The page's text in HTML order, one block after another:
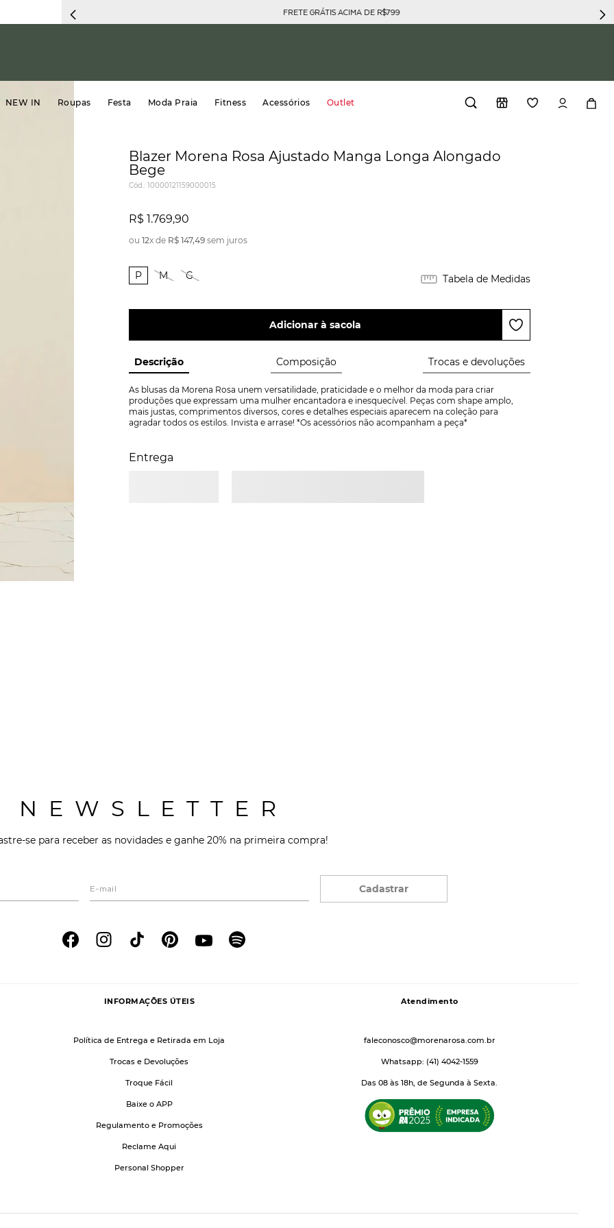
FRETE GRÁTIS ACIMA DE R$799
NEW IN Roupas Festa Moda Praia Fitness Acessórios Outlet
Blazer Morena Rosa Ajustado Manga Longa Alongado
Bege
Cód.: 10000121159000015
R$ 1.769,90
ou 12x de R$ 147,49 sem juros
P M G Tabela de Medidas
Adicionar à sacola
Descrição Composição Trocas e devoluções
As blusas da Morena Rosa unem versatilidade, praticidade e o melhor da moda para criar
produções que expressam uma mulher encantadora e inesquecível. Peças com shape amplo,
mais justas, comprimentos diversos, cores e detalhes especiais aparecem na coleção para
agradar todos os estilos. Invista e arrase! *Os acessórios não acompanham a peça*
Entrega
NEWSLETTER
se para receber as novidades e ganhe 20% na primeira compra!
Cadastrar
INFORMAÇÕES ÚTEIS
Política de Entrega e Retirada em Loja
Trocas e Devoluções
Troque Fácil
Baixe o APP
Regulamento e Promoções
Reclame Aqui
Personal Shopper
Atendimento
faleconosco@morenarosa.com.br
Whatsapp: (41) 4042-1559
Das 08 às 18h, de Segunda à Sexta.